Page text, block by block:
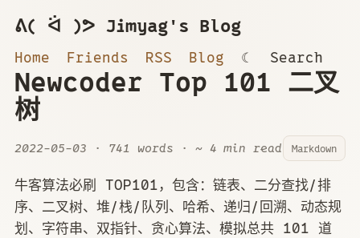
ᕕ( ᐛ )ᕗ Jimyag's Blog
Home Friends RSS Blog ☾ Search
Newcoder Top 101 二叉
树
2022-05-03 · 741 words · ~ 4 min read Markdown
牛客算法必刷 TOP101，包含：链表、二分查找/排
序、二叉树、堆/栈/队列、哈希、递归/回溯、动态规
划、字符串、双指针、贪心算法、模拟总共 101 道